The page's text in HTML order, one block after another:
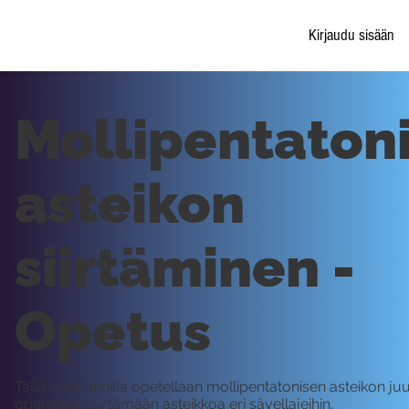
Kirjaudu sisään
asteikon
siirtäminen -
Opetus
Tällä oppitunnilla opetellaan mollipentatonisen asteikon
opetellaan siirtämään asteikkoa eri sävellajeihin.